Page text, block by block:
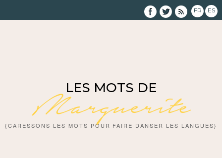
FR ES
LES MOTS DE
Marguerite
{CARESSONS LES MOTS POUR FAIRE DANSER LES LANGUES}